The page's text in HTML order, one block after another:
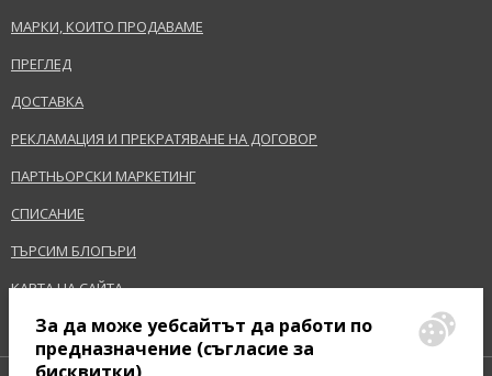
МАРКИ, КОИТО ПРОДАВАМЕ
ПРЕГЛЕД
ДОСТАВКА
РЕКЛАМАЦИЯ И ПРЕКРАТЯВАНЕ НА ДОГОВОР
ПАРТНЬОРСКИ МАРКЕТИНГ
СПИСАНИЕ
ТЪРСИМ БЛОГЪРИ
КАРТА НА САЙТА
За да може уебсайтът да работи по
предназначение (съгласие за